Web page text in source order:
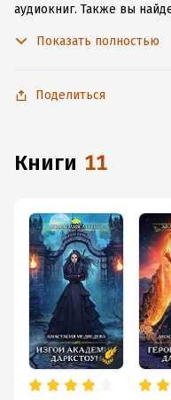
аудиокниг. Также вы
приложение для iOS или
Показать полностью
Поделиться
книги 11